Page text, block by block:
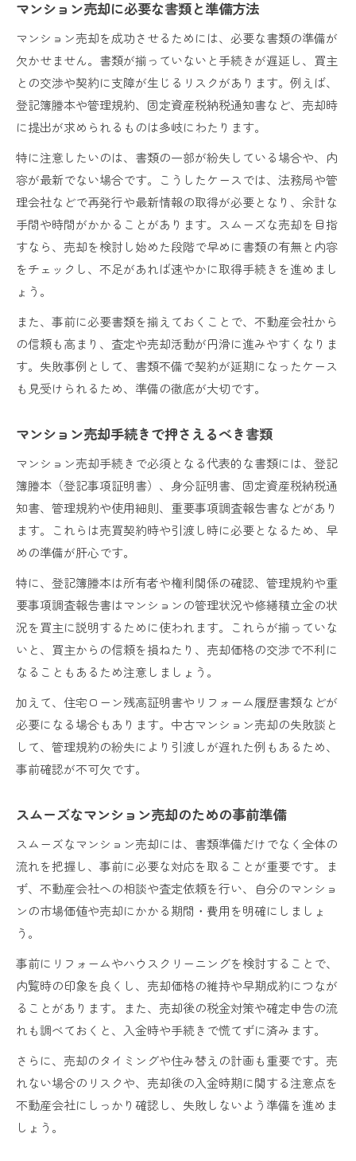
マンション売却に必要な書類と準備方法
マンション売却を成功させるためには、必要な書類の準備が
欠かせません。書類が揃っていないと手続きが遅延し、買主
との交渉や契約に支障が生じるリスクがあります。例えば、
登記簿謄本や管理規約、固定資産税納税通知書など、売却時
に提出が求められるものは多岐にわたります。
特に注意したいのは、書類の一部が紛失している場合や、内
容が最新でない場合です。こうしたケースでは、法務局や管
理会社などで再発行や最新情報の取得が必要となり、余計な
手間や時間がかかることがあります。スムーズな売却を目指
すなら、売却を検討し始めた段階で早めに書類の有無と内容
をチェックし、不足があれば速やかに取得手続きを進めまし
ょう。
また、事前に必要書類を揃えておくことで、不動産会社から
の信頼も高まり、査定や売却活動が円滑に進みやすくなりま
す。失敗事例として、書類不備で契約が延期になったケース
も見受けられるため、準備の徹底が大切です。
マンション売却手続きで押さえるべき書類
マンション売却手続きで必須となる代表的な書類には、登記
簿謄本（登記事項証明書）、身分証明書、固定資産税納税通
知書、管理規約や使用細則、重要事項調査報告書などがあり
ます。これらは売買契約時や引渡し時に必要となるため、早
めの準備が肝心です。
特に、登記簿謄本は所有者や権利関係の確認、管理規約や重
要事項調査報告書はマンションの管理状況や修繕積立金の状
況を買主に説明するために使われます。これらが揃っていな
いと、買主からの信頼を損ねたり、売却価格の交渉で不利に
なることもあるため注意しましょう。
加えて、住宅ローン残高証明書やリフォーム履歴書類などが
必要になる場合もあります。中古マンション売却の失敗談と
して、管理規約の紛失により引渡しが遅れた例もあるため、
事前確認が不可欠です。
スムーズなマンション売却のための事前準備
スムーズなマンション売却には、書類準備だけでなく全体の
流れを把握し、事前に必要な対応を取ることが重要です。ま
ず、不動産会社への相談や査定依頼を行い、自分のマンショ
ンの市場価値や売却にかかる期間・費用を明確にしましょ
う。
事前にリフォームやハウスクリーニングを検討することで、
内覧時の印象を良くし、売却価格の維持や早期成約につなが
ることがあります。また、売却後の税金対策や確定申告の流
れも調べておくと、入金時や手続きで慌てずに済みます。
さらに、売却のタイミングや住み替えの計画も重要です。売
れない場合のリスクや、売却後の入金時期に関する注意点を
不動産会社にしっかり確認し、失敗しないよう準備を進めま
しょう。